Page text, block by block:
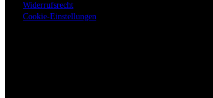
Widerrufsrecht
Cookie-Einstellungen